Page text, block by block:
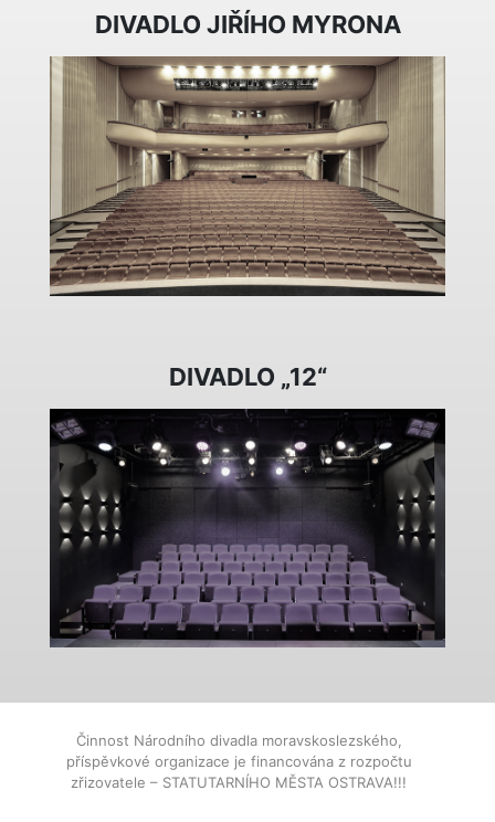
DIVADLO JIŘÍHO MYRONA
DIVADLO „12“
Činnost Národního divadla moravskoslezského,
příspěvkové organizace je financována z rozpočtu
zřizovatele – STATUTARNÍHO MĚSTA OSTRAVA!!!